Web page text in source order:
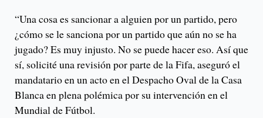
“Una cosa es sancionar a alguien por un partido, pero
¿cómo se le sanciona por un partido que aún no se ha
jugado? Es muy injusto. No se puede hacer eso. Así que
sí, solicité una revisión por parte de la Fifa, aseguró el
mandatario en un acto en el Despacho Oval de la Casa
Blanca en plena polémica por su intervención en el
Mundial de Fútbol.